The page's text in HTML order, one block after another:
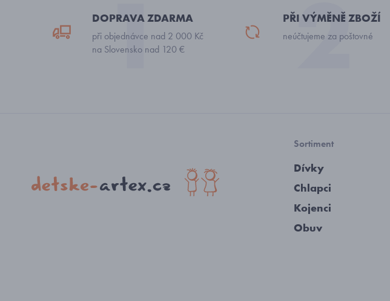
DOPRAVA ZDARMA
při objednávce nad 2 000 Kč
na Slovensko nad 120 €
PŘI VÝMĚNĚ ZBOŽÍ
neúčtujeme za poštovné
Sortiment
Dívky
Chlapci
Kojenci
Obuv